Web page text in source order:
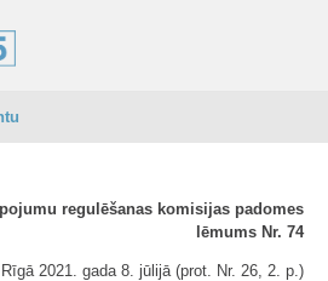
regulēšanas komisijas padomes
lēmums Nr. 74
Rīgā 2021. gada 8. jūlijā (prot. Nr. 26, 2. p.)